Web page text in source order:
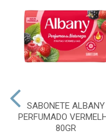
SABONETE ALBANY
PERFUMADO
80GR